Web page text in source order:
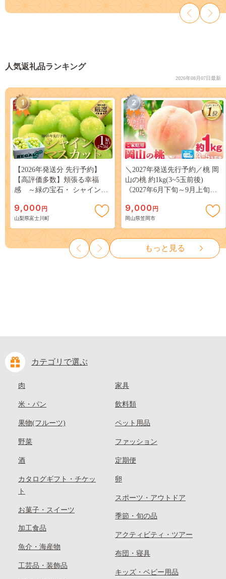
人気返礼品ランキング
2026年08月07日最新
1
【2026年発送分 先行予約】
【高評価多数】頬張る幸福
感 ～緑の宝石・ シャインマ
３房） フルーツ 山梨県産 果
物 くだもの シャイン マスカ
ット ぶどう ブドウ 葡萄 大粒
種なし 先行予約 富士川町
10000円 一万円 9000円 九千円
9,000 円
山梨県富士川町
2
＼2027年発送先行予約／桃 岡
山の桃 約1kg(3~5玉前後)
《2027年6月下旬～9月上旬頃
岡山 はくとう スイーツ フル
ーツ 果物 デザート 旬 モモ も
も 先行予約 送料無料 果物 岡
山県 笠岡市 清水白桃 白鳳 白
麗 クール便---
kasaoka_zsy_419_100---
9,000 円
岡山県笠岡市
もっと見る
カテゴリで選ぶ
肉
米・パン
果物(フルーツ)
野菜
酒
カタログギフト・チケッ
ト
お菓子・スイーツ
加工食品
魚介・海産物
工芸品・装飾品
家具
飲料類
ペット用品
ファッション
定期便
卵
スポーツ・アウトドア
季節・旬の品
アクティビティ・ツアー
布団・寝具
キッズ・ベビー用品